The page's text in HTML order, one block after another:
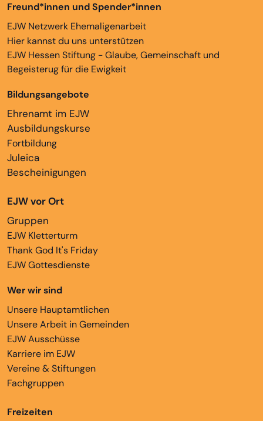
Freund*innen und Spender*innen
EJW Netzwerk Ehemaligenarbeit
Hier kannst du uns unterstützen
EJW Hessen Stiftung - Glaube, Gemeinschaft und
Begeisterug für die Ewigkeit
Bildungsangebote
Ehrenamt im EJW
Ausbildungskurse
Fortbildung
Juleica
Bescheinigungen
EJW vor Ort
Gruppen
EJW Kletterturm
Thank God It's Friday
EJW Gottesdienste
Wer wir sind
Unsere Hauptamtlichen
Unsere Arbeit in Gemeinden
EJW Ausschüsse
Karriere im EJW
Vereine & Stiftungen
Fachgruppen
Freizeiten